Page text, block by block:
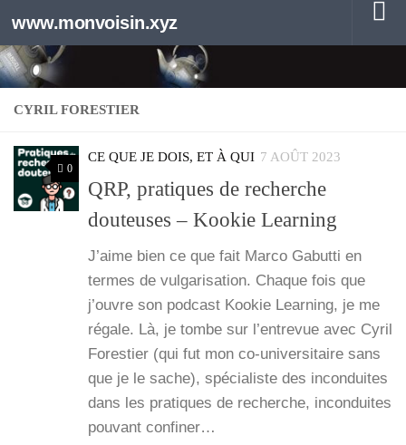
Au dessous du contenu
www.monvoisin.xyz
CYRIL FORESTIER
0
CE QUE JE DOIS, ET À QUI 7 AOÛT 2023
QRP, pratiques de recherche
douteuses – Kookie Learning
J’aime bien ce que fait Mar­co Gabut­ti en
termes de vul­ga­ri­sa­tion. Chaque fois que
j’ouvre son pod­cast Koo­kie Lear­ning, je me
régale. Là, je tombe sur l’en­tre­vue avec Cyril
Fores­tier (qui fut mon co-uni­­ver­­si­­taire sans
que je le sache), spé­cia­liste des incon­duites
dans les pra­tiques de recherche, incon­duites
pou­vant confi­ner…